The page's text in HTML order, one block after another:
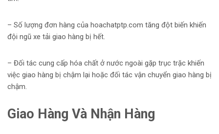
– Số lượng đơn hàng của hoachatptp.com tăng đột biến khiến
đội ngũ xe tải giao hàng bị hết.
– Đối tác cung cấp hóa chất ở nước ngoài gặp trục trặc khiến
việc giao hàng bị chậm lại hoặc đối tác vận chuyển giao hàng bị
chậm.
Giao Hàng Và Nhận Hàng